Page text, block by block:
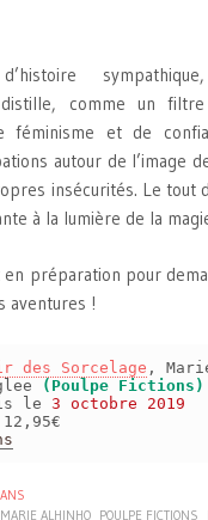
distille, comme un
féminisme et de
autour de l’image
insécurités. Le tout
à la lumière de la
préparation pour
aventures !
des Sorcelage ,
(Poulpe Fictions)
le 3 octobre 2019
12,95€
MARIE ALHINHO POULPE FICTIONS